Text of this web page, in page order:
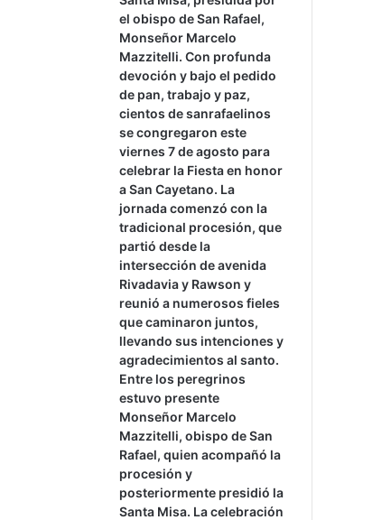
el obispo de San Rafael,
Monseñor Marcelo
Mazzitelli. Con profunda
devoción y bajo el pedido
de pan, trabajo y paz,
cientos de sanrafaelinos
se congregaron este
viernes 7 de agosto para
celebrar la Fiesta en honor
a San Cayetano. La
jornada comenzó con la
tradicional procesión, que
partió desde la
intersección de avenida
Rivadavia y Rawson y
reunió a numerosos fieles
que caminaron juntos,
llevando sus intenciones y
agradecimientos al santo.
Entre los peregrinos
estuvo presente
Monseñor Marcelo
Mazzitelli, obispo de San
Rafael, quien acompañó la
procesión y
posteriormente presidió la
Santa Misa. La celebración